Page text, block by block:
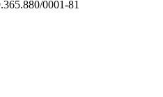
0001-81